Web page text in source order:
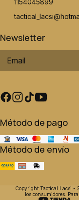
1154045899
Newsletter
Método de pago
Método de envío
Copyright Tactical Lacsi -
los consumidores.